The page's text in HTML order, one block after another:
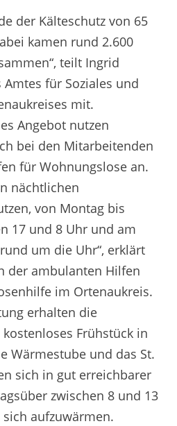
der Kälteschutz von 65
kamen rund 2.600
teilt Ingrid
für Soziales und
mit.
Angebot nutzen
bei den Mitarbeitenden
für Wohnungslose an.
nächtlichen
von Montag bis
17 und 8 Uhr und am
um die Uhr“, erklärt
der ambulanten Hilfen
im Ortenaukreis.
erhalten die
Frühstück in
Wärmestube und das St.
sich in gut erreichbarer
zwischen 8 und 13
aufzuwärmen.